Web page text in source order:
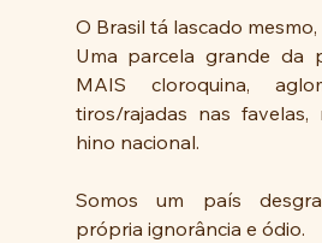
O Brasil tá lascado
Uma parcela grande da
MAIS cloroquina,
tiros/rajadas nas favelas,
hino nacional.
Somos um país
própria ignorância e ódio.